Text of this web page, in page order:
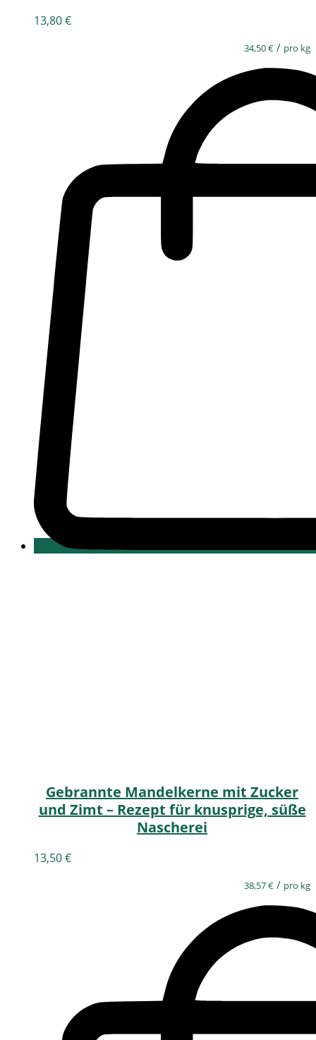
13,80€
34,50€ / pro kg
Gebrannte Mandelkerne mit Zucker
und Zimt – Rezept für knusprige, süße
Nascherei
13,50€
38,57€ / pro kg